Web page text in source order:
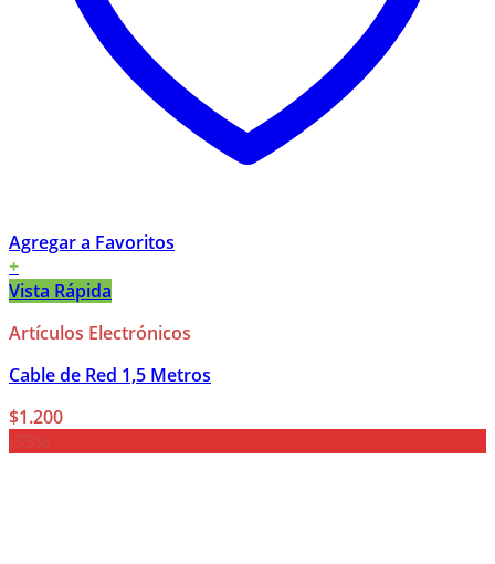
Agregar a Favoritos
+
Vista Rápida
Artículos Electrónicos
Cable de Red 1,5 Metros
$1.200